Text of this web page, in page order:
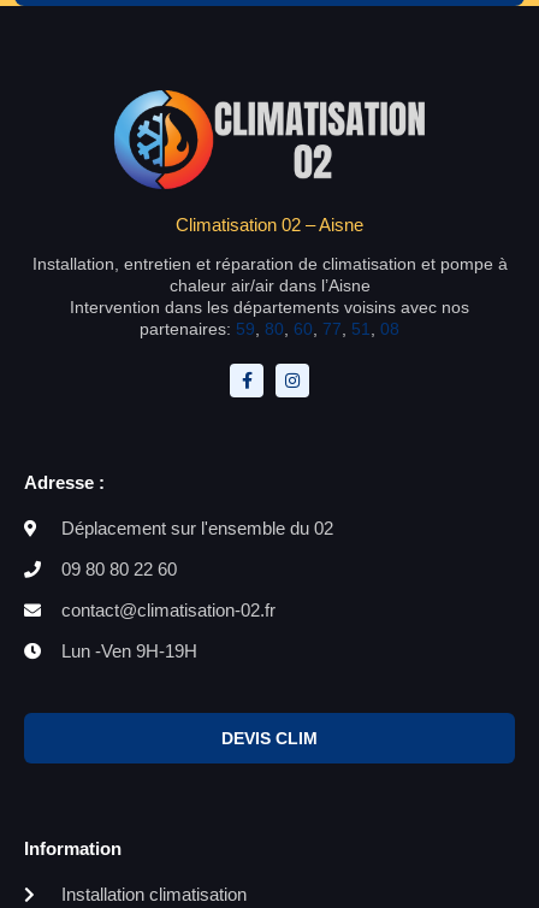
Climatisation 02 – Aisne
Installation, entretien et réparation de climatisation et pompe à
chaleur air/air dans l’Aisne
Intervention dans les départements voisins avec nos
partenaires: 59 80 60 77 51 08
Adresse :
Déplacement sur l'ensemble du 02
09 80 80 22 60
contact@climatisation-02.fr
Lun -Ven 9H-19H
DEVIS CLIM
Information
Installation climatisation